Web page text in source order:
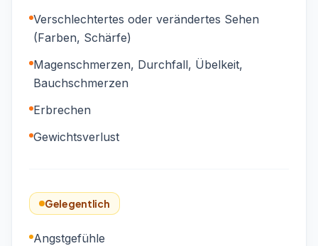
Verschlechtertes oder verändertes Sehen
(Farben, Schärfe)
Magenschmerzen, Durchfall, Übelkeit,
Bauchschmerzen
Erbrechen
Gewichtsverlust
Gelegentlich
Angstgefühle